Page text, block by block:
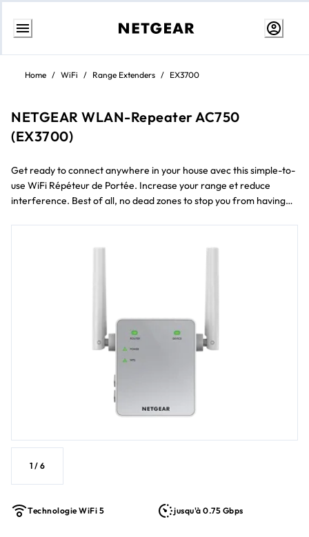
Aller
contenu
Home / WiFi / Range Extenders / EX3700
NETGEAR WLAN-Repeater AC750
(EX3700)
Get ready to connect anywhere in your house avec this simple-to-
use WiFi Répéteur de Portée. Increase your range et reduce
interference. Best of all, no dead zones to stop you from having
1 / 6
Technologie WiFi 5 jusqu'à 0.75 Gbps